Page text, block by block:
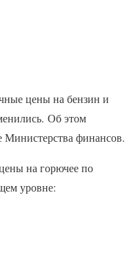
цены на бензин и
Об этом
Министерства финансов.
на горючее по
уровне: